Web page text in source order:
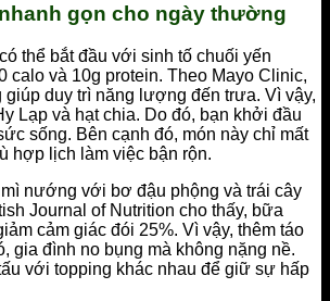
gọn cho ngày thường
thể bắt đầu với sinh tố chuối yến
calo và 10g protein. Theo Mayo Clinic,
giúp duy trì năng lượng đến trưa. Vì vậy,
Lạp và hạt chia. Do đó, bạn khởi đầu
sống. Bên cạnh đó, món này chỉ mất
hợp lịch làm việc bận rộn.
nướng với bơ đậu phộng và trái cây
Journal of Nutrition cho thấy, bữa
cảm giác đói 25%. Vì vậy, thêm táo
gia đình no bụng mà không nặng nề.
với topping khác nhau để giữ sự hấp